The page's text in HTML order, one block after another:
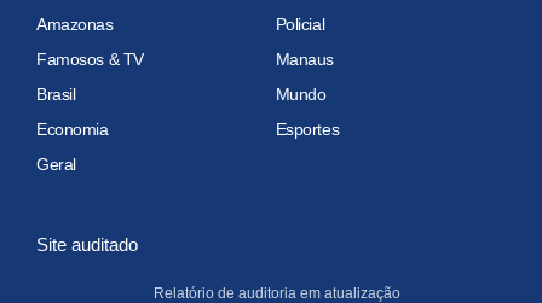
Amazonas
Policial
Famosos & TV
Manaus
Brasil
Mundo
Economia
Esportes
Geral
Site auditado
Relatório de auditoria em atualização